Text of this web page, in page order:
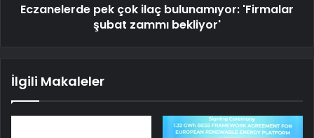
Eczanelerde pek çok ilaç bulunamıyor: 'Firmalar
şubat zammı bekliyor'
İlgili Makaleler